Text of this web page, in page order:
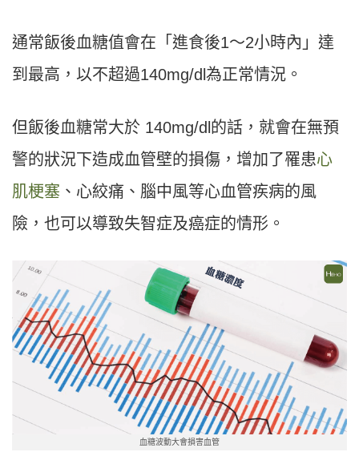
通常飯後血糖值會在「進食後1～2小時內」達
到最高，以不超過140mg/dl為正常情況。
但飯後血糖常大於 140mg/dl的話，就會在無預
警的狀況下造成血管壁的損傷，增加了罹患心
肌梗塞 、心絞痛、腦中風等心血管疾病的風
險，也可以導致失智症及癌症的情形。
血糖波動大會損害血管